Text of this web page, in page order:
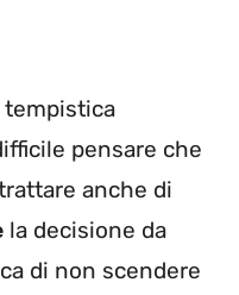
tempistica
pensare che
anche di
la decisione da
di non scendere